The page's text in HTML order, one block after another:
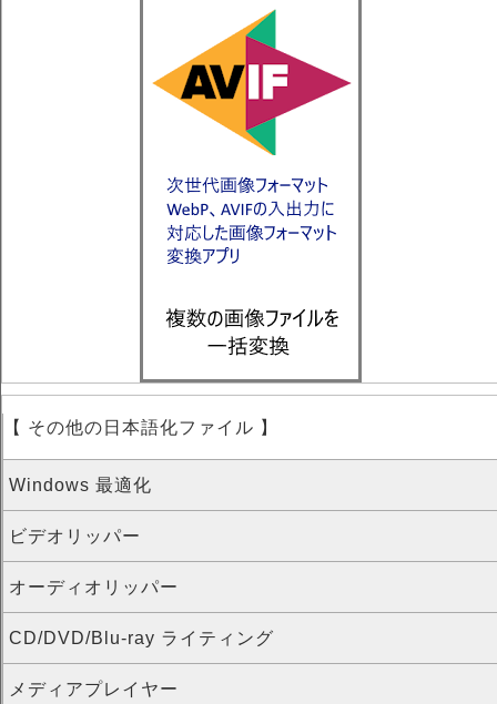
【 その他の日本語化ファイル 】
Windows 最適化
ビデオリッパー
オーディオリッパー
CD/DVD/Blu-ray ライティング
メディアプレイヤー